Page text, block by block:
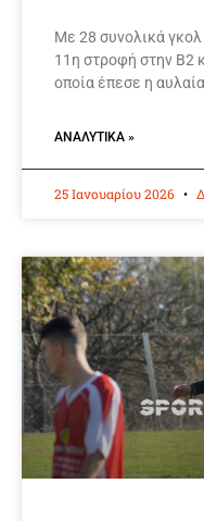
Με 28 συνολικά
11η στροφή στην Β2
οποία έπεσε η
ΑΝΑΛΥΤΙΚΆ »
25 Ιανουαρίου 2026